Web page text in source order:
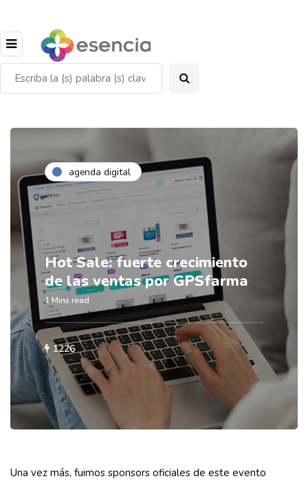
agenda digital
Hot Sale: fuerte crecimiento
de las ventas por GPSfarma
1 Mins read
1226
Una vez más, fuimos sponsors oficiales de este evento